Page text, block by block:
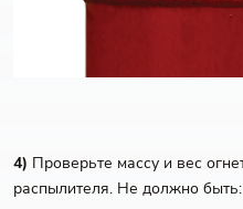
4) Проверьте массу и вес
распылителя. Не должно